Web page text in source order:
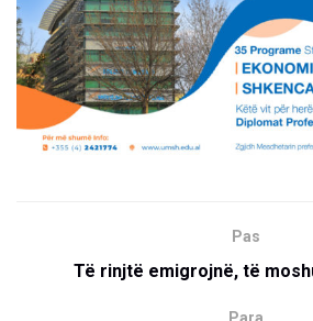
Pas
Të rinjtë emigrojnë, të
Para